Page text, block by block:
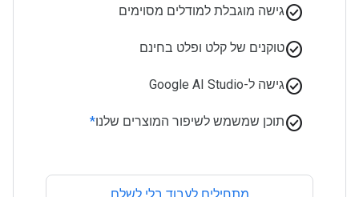
check_circleגישה מוגבלת למודלים מסוימים
check_circleטוקנים של קלט ופלט בחינם
check_circleגישה ל-Google AI Studio
check_circleתוכן שמשמש לשיפור המוצרים שלנו*